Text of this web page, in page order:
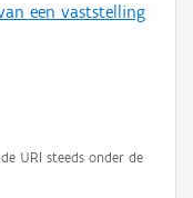
een vaststelling
URI steeds onder de